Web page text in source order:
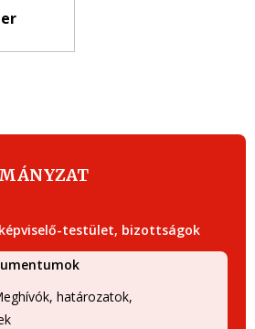
testület, bizottságok
határozatok,